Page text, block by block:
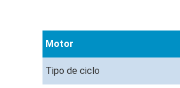
Motor
Tipo de ciclo